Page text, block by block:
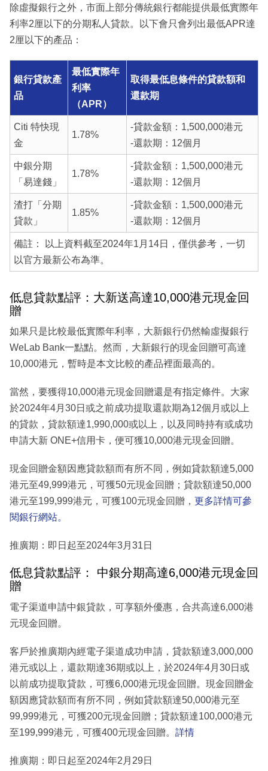
除虛擬銀行之外，市面上部分傳統銀行都能提供最低實際年
利率2厘以下的分期私人貸款。以下會只會列出最低APR達
2厘以下的產品：
銀行貸款產
品
最低實際年
利率
（APR）
取得最低息條件的貸款額和
還款期
Citi 特快現
金
1.78%
-貸款金額：1,500,000港元
-還款期：12個月
中銀分期
「易達錢」
1.78%
-貸款金額：1,500,000港元
-還款期：12個月
渣打「分期
貸款」
1.85%
-貸款金額：1,500,000港元
-還款期：12個月
備註： 以上資料截至2024年1月14日，僅供參考，一切
以官方最新公布為準。
低息貸款點評：大新送高達10,000港元現金回
贈
如果只是比較最低實際年利率，大新銀行仍然輸虛擬銀行
WeLab Bank一點點。然而，大新銀行的現金回贈可高達
10,000港元，暫時是本文比較的產品裡面最高的。
當然，要獲得10,000港元現金回贈還是有指定條件。大家
於2024年4月30日或之前成功提取還款期為12個月或以上
的貸款，貸款額達1,990,000或以上，以及同時持有或成功
申請大新 ONE+信用卡，便可獲10,000港元現金回贈。
現金回贈金額因應貸款額而有所不同，例如貸款額達5,000
港元至49,999港元，可獲50元現金回贈；貸款額達50,000
港元至199,999港元，可獲100元現金回贈， 更多詳情可參
閱銀行網站。
推廣期：即日起至2024年3月31日
低息貸款點評： 中銀分期高達6,000港元現金回
贈
電子渠道申請中銀貸款，可享額外優惠，合共高達6,000港
元現金回贈。
客戶於推廣期內經電子渠道成功申請，貸款額達3,000,000
港元或以上，還款期達36期或以上，於2024年4月30日或
以前成功提取貸款，可獲6,000港元現金回贈。現金回贈金
額因應貸款額而有所不同，例如貸款額達50,000港元至
99,999港元，可獲200元現金回贈；貸款額達100,000港元
至199,999港元，可獲400元現金回贈。 詳情
推廣期：即日起至2024年2月29日